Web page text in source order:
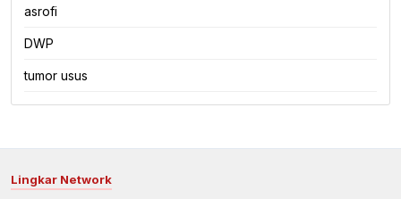
asrofi
DWP
tumor usus
Lingkar Network